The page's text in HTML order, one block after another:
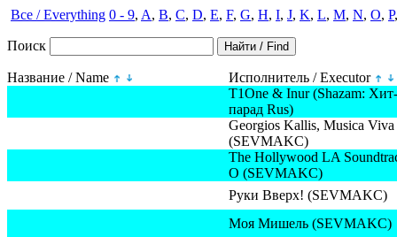
Все / Everything 0 - 9, A, B, C, D, E, F, G, H, I, J, K, L, M, N, O, P
Поиск
Название / Name
Исполнитель / Executor
T1One & Inur (Shazam: Хит-
парад Rus)
Georgios Kallis, Musica Viva
(SEVMAKC)
The Hollywood LA
O (SEVMAKC)
Руки Вверх! (SEVMAKC)
Моя Мишель (SEVMAKC)